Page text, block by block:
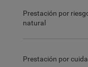
Prestación por
natural
Prestación por